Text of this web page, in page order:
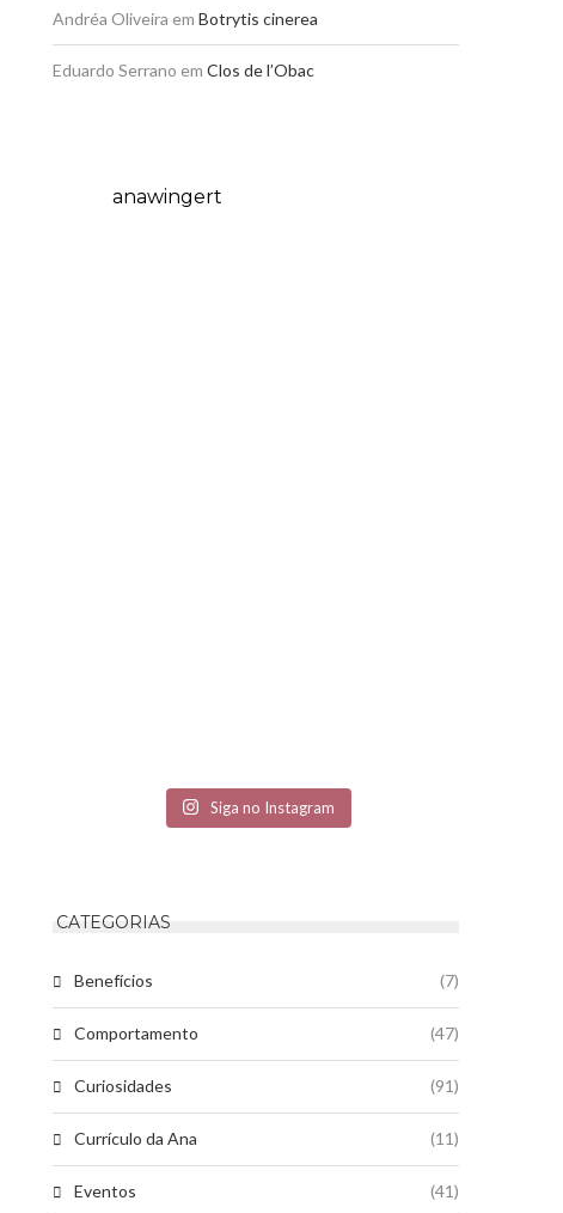
Andréa Oliveira em Botrytis cinerea
Eduardo Serrano em Clos de l’Obac
anawingert
Siga no Instagram
CATEGORIAS
Benefícios (7)
Comportamento (47)
Curiosidades (91)
Currículo da Ana (11)
Eventos (41)